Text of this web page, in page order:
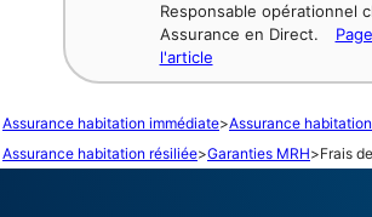
Responsable opérationnel
Assurance en Direct.
l'article
Assurance habitation immédiate>Assurance
Assurance habitation résiliée>Garanties MRH>Frais